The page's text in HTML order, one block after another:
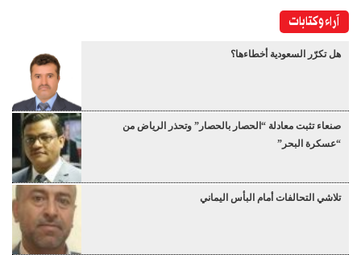
آراء وكتابات
هل تكرّر السعودية أخطاءها؟
صنعاء تثبت معادلة “الحصار بالحصار” وتحذر الرياض من
“عسكرة البحر”
تلاشي التحالفات أمام البأس اليماني